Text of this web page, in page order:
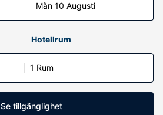
Mån 10 Augusti
Hotellrum
1 Rum
Se tillgänglighet